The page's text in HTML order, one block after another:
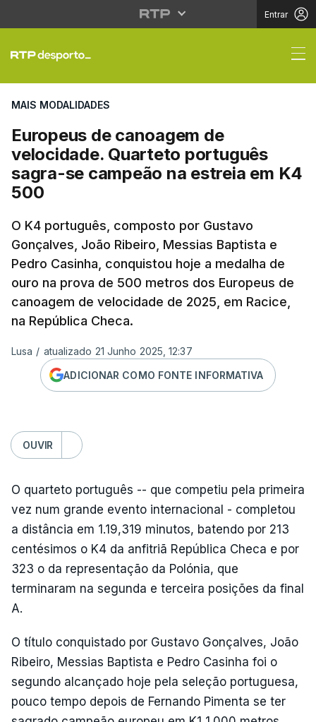
Entrar
Europeus de
MAIS MODALIDADES
Europeus de canoagem de
velocidade. Quarteto português
sagra-se campeão na estreia em K4
500
O K4 português, composto por Gustavo
Gonçalves, João Ribeiro, Messias Baptista e
Pedro Casinha, conquistou hoje a medalha de
ouro na prova de 500 metros dos Europeus de
canoagem de velocidade de 2025, em Racice,
na República Checa.
Lusa / atualizado 21 Junho 2025, 12:37
ADICIONAR COMO FONTE INFORMATIVA
OUVIR
O quarteto português -- que competiu pela primeira
vez num grande evento internacional - completou
a distância em 1.19,319 minutos, batendo por 213
centésimos o K4 da anfitriã República Checa e por
323 o da representação da Polónia, que
terminaram na segunda e terceira posições da final
A.
O título conquistado por Gustavo Gonçalves, João
Ribeiro, Messias Baptista e Pedro Casinha foi o
segundo alcançado hoje pela seleção portuguesa,
pouco tempo depois de Fernando Pimenta se ter